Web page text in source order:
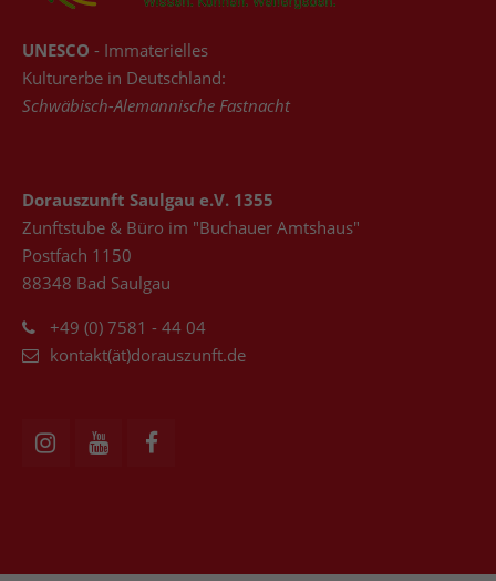
Have any questions?
+44 1234 567 890
About us
Lorem ipsum dolor sit amet, consectetuer
Aenean commodo ligula eget dolor. Aenean
Donec quam felis, ultricies nec.
UNESCO - Immaterielles
Kulturerbe in Deutschland:
Schwäbisch-Alemannische Fastnacht
Dorauszunft Saulgau e.V. 1355
Zunftstube & Büro im "Buchauer Amtshaus"
Postfach 1150
88348 Bad Saulgau
+49 (0) 7581 - 44 04
kontakt(ät)dorauszunft.de